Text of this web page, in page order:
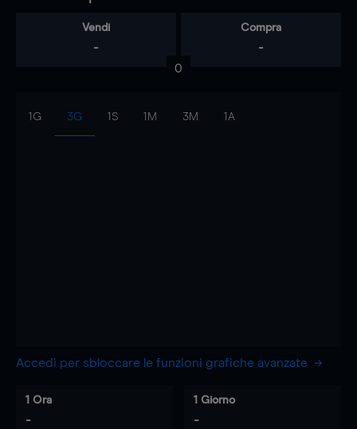
Vendi
-
Compra
-
0
1G 3G 1S 1M 3M 1A
Accedi per sbloccare le funzioni grafiche avanzate
1 Ora
-
1 Giorno
-